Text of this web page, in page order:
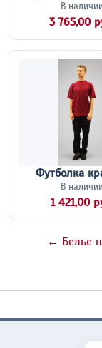
В
3 765,00
Футболка
В
1 421,00
← Белье